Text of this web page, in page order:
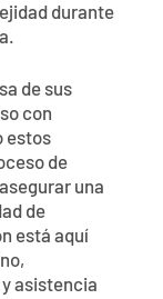
durante
de sus
con
estos
de
una
de
está aquí
asistencia